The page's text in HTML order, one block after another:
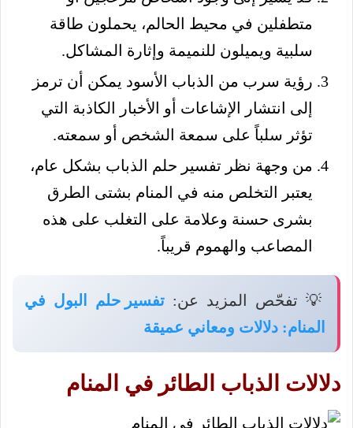
متطفلين في محيط الحالم، يحملون طاقة
سلبية ويميلون للنميمة وإثارة المشاكل.
رؤية سرب من الذباب الأسود يمكن أن ترمز
إلى انتشار الإشاعات أو الأخبار الكاذبة التي
تؤثر سلباً على سمعة الشخص أو سمعته.
من وجهة نظر تفسير حلم الذباب بشكل عام،
يعتبر التخلص منه في المنام بشتى الطرق
بشرى حسنة وعلامة على التغلب على هذه
المصاعب والهموم قريباً.
💡 تفحّص المزيد عن: تفسير حلم البول في
المنام: دلالات ومعاني عميقة
دلالات الذباب الطائر في المنام